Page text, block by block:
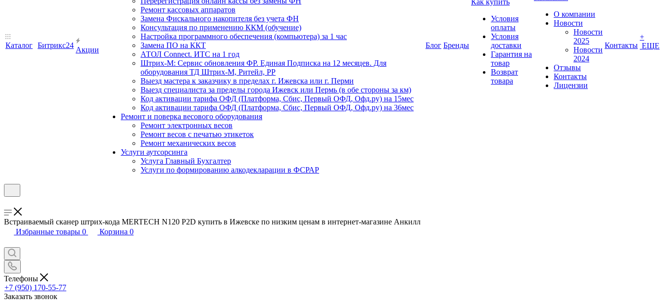
Каталог Битрикс24
Акции
Ремонт кассовых аппаратов
Замена Фискального накопителя без учета ФН
Консультация по применению ККМ (обучение)
Настройка программного обеспечения (компьютера) за 1 час
Замена ПО на ККТ
АТОЛ Connect. ИТС на 1 год
Штрих-М: Сервис обновления ФР. Единая Подписка на 12 месяцев. Для
оборудования ТД Штрих-М, Ритейл, РР
Выезд мастера к заказчику в пределах г. Ижевска или г. Перми
Выезд специалиста за пределы города Ижевск или Пермь (в обе стороны за км)
Код активации тарифа ОФД (Платформа, Сбис, Первый ОФД, Офд.ру) на 15мес
Код активации тарифа ОФД (Платформа, Сбис, Первый ОФД, Офд.ру) на 36мес
Ремонт и поверка весового оборудования
Ремонт электронных весов
Ремонт весов с печатью этикеток
Ремонт механических весов
Услуги аутсорсинга
Услуга Главный Бухгалтер
Услуги по формированию алкодекларации в ФСРАР
Блог Бренды
Как купить
Условия
оплаты
Условия
доставки
Гарантия на
товар
Возврат
товара
О компании
Новости
Новости
2025
Новости
2024
Отзывы
Контакты
Лицензии
Контакты
+
ЕЩЕ
Встраиваемый сканер штрих-кода MERTECH N120 P2D купить в Ижевске по низким ценам в интернет-магазине Анкилл
Избранные товары 0 Корзина 0
Телефоны
+7 (950) 170-55-77
Заказать звонок